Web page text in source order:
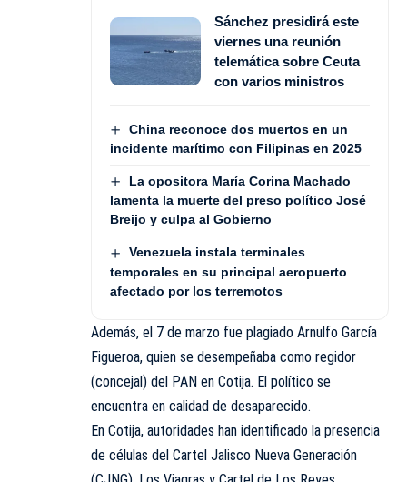
Sánchez presidirá este
viernes una reunión
telemática sobre Ceuta
con varios ministros
China reconoce dos muertos en un
incidente marítimo con Filipinas en 2025
La opositora María Corina Machado
lamenta la muerte del preso político José
Breijo y culpa al Gobierno
Venezuela instala terminales
temporales en su principal aeropuerto
afectado por los terremotos
Además, el 7 de marzo fue plagiado Arnulfo García
Figueroa, quien se desempeñaba como regidor
(concejal) del PAN en Cotija. El político se
encuentra en calidad de desaparecido.
En Cotija, autoridades han identificado la presencia
de células del Cartel Jalisco Nueva Generación